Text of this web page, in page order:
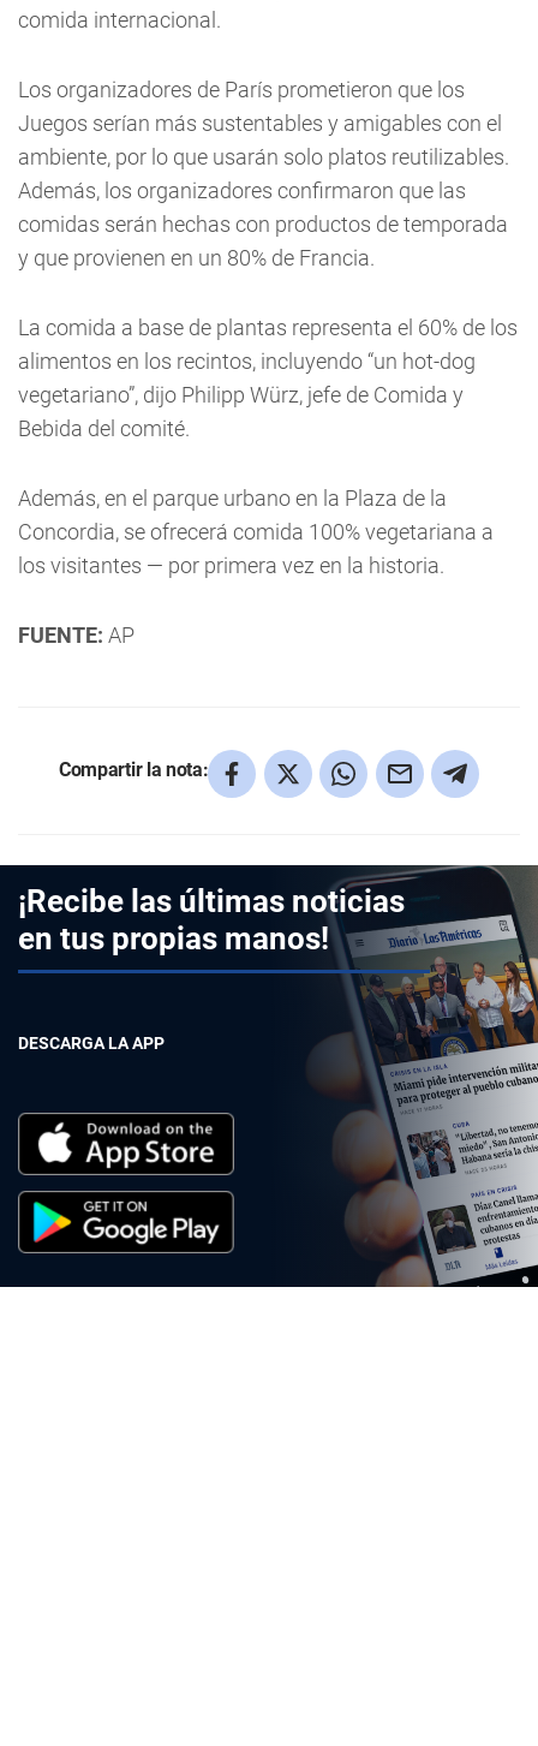
comida internacional.
Los organizadores de París prometieron que los
Juegos serían más sustentables y amigables con el
ambiente, por lo que usarán solo platos reutilizables.
Además, los organizadores confirmaron que las
comidas serán hechas con productos de temporada
y que provienen en un 80% de Francia.
La comida a base de plantas representa el 60% de los
alimentos en los recintos, incluyendo “un hot-dog
vegetariano”, dijo Philipp Würz, jefe de Comida y
Bebida del comité.
Además, en el parque urbano en la Plaza de la
Concordia, se ofrecerá comida 100% vegetariana a
los visitantes — por primera vez en la historia.
FUENTE: AP
Compartir la nota:
¡Recibe las últimas noticias
en tus propias manos!
DESCARGA LA APP